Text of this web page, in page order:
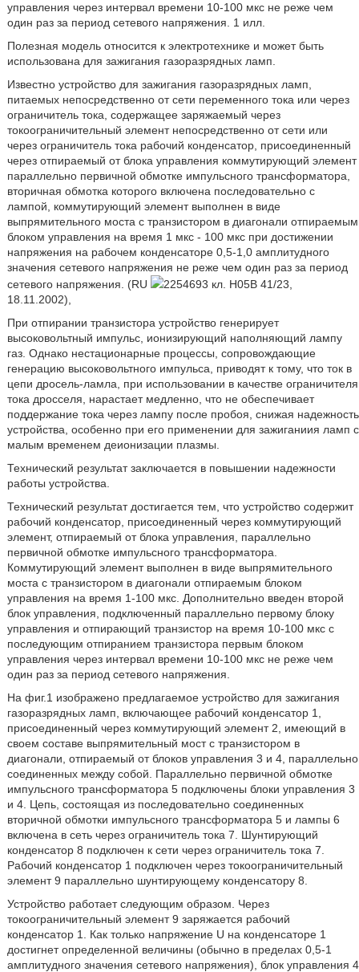
управления через интервал времени 10-100 мкс не реже чем
один раз за период сетевого напряжения. 1 илл.
Полезная модель относится к электротехнике и может быть
использована для зажигания газоразрядных ламп.
Известно устройство для зажигания газоразрядных ламп,
питаемых непосредственно от сети переменного тока или через
ограничитель тока, содержащее заряжаемый через
токоограничительный элемент непосредственно от сети или
через ограничитель тока рабочий конденсатор, присоединенный
через отпираемый от блока управления коммутирующий элемент
параллельно первичной обмотке импульсного трансформатора,
вторичная обмотка которого включена последовательно с
лампой, коммутирующий элемент выполнен в виде
выпрямительного моста с транзистором в диагонали отпираемым
блоком управления на время 1 мкс - 100 мкс при достижении
напряжения на рабочем конденсаторе 0,5-1,0 амплитудного
значения сетевого напряжения не реже чем один раз за период
сетевого напряжения. (RU
2254693 кл. Н05В 41/23,
18.11.2002),
При отпирании транзистора устройство генерирует
высоковольтный импульс, ионизирующий наполняющий лампу
газ. Однако нестационарные процессы, сопровождающие
генерацию высоковольтного импульса, приводят к тому, что ток в
цепи дросель-ламла, при использовании в качестве ограничителя
тока дросселя, нарастает медленно, что не обеспечивает
поддержание тока через лампу после пробоя, снижая надежность
устройства, особенно при его применении для зажиганиия ламп с
малым временем деионизации плазмы.
Технический результат заключается в повышении надежности
работы устройства.
Технический результат достигается тем, что устройство содержит
рабочий конденсатор, присоединенный через коммутирующий
элемент, отпираемый от блока управления, параллельно
первичной обмотке импульсного трансформатора.
Коммутирующий элемент выполнен в виде выпрямительного
моста с транзистором в диагонали отпираемым блоком
управления на время 1-100 мкс. Дополнительно введен второй
блок управления, подключенный параллельно первому блоку
управления и отпирающий транзистор на время 10-100 мкс с
последующим отпиранием транзистора первым блоком
управления через интервал времени 10-100 мкс не реже чем
один раз за период сетевого напряжения.
На фиг.1 изображено предлагаемое устройство для зажигания
газоразрядных ламп, включающее рабочий конденсатор 1,
присоединенный через коммутирующий элемент 2, имеющий в
своем составе выпрямительный мост с транзистором в
диагонали, отпираемый от блоков управления 3 и 4, параллельно
соединенных между собой. Параллельно первичной обмотке
импульсного трансформатора 5 подключены блоки управления 3
и 4. Цепь, состоящая из последовательно соединенных
вторичной обмотки импульсного трансформатора 5 и лампы 6
включена в сеть через ограничитель тока 7. Шунтирующий
конденсатор 8 подключен к сети через ограничитель тока 7.
Рабочий конденсатор 1 подключен через токоограничительный
элемент 9 параллельно шунтирующему конденсатору 8.
Устройство работает следующим образом. Через
токоограничительный элемент 9 заряжается рабочий
конденсатор 1. Как только напряжение U на конденсаторе 1
достигнет определенной величины (обычно в пределах 0,5-1
амплитудного значения сетевого напряжения), блок управления 4